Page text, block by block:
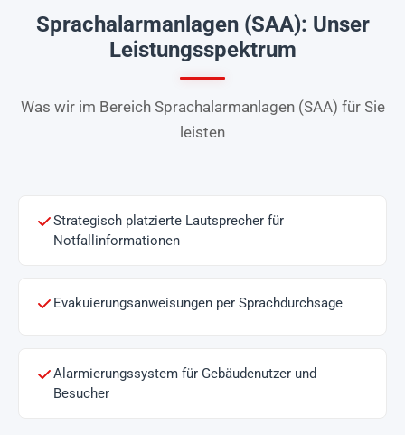
Sprachalarmanlagen (SAA): Unser
Leistungsspektrum
Was wir im Bereich Sprachalarmanlagen (SAA) für Sie
leisten
Strategisch platzierte Lautsprecher für
Notfallinformationen
Evakuierungsanweisungen per Sprachdurchsage
Alarmierungssystem für Gebäudenutzer und
Besucher